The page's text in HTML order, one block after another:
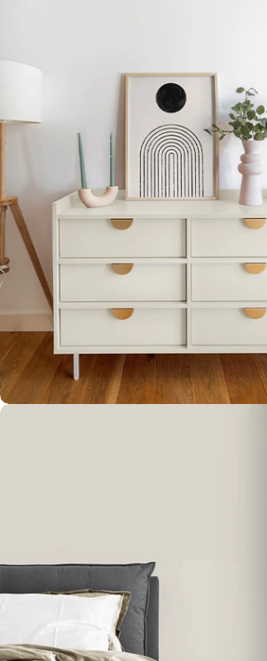
Sie das Medium 2 im Modalformat
Sie das Medium 4 im Modalformat